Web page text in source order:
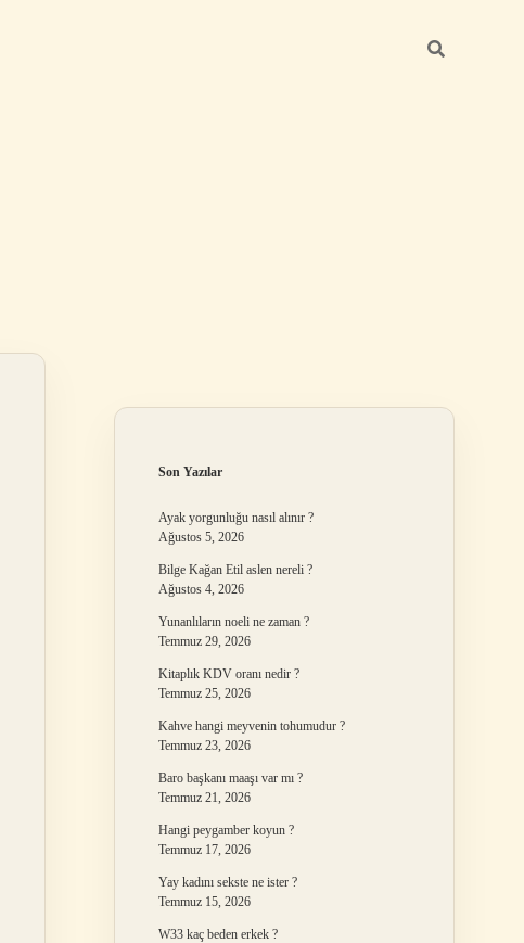
Son Yazılar
Ayak yorgunluğu nasıl alınır ?
Ağustos 5, 2026
Bilge Kağan Etil aslen nereli ?
Ağustos 4, 2026
Yunanlıların noeli ne zaman ?
Temmuz 29, 2026
Kitaplık KDV oranı nedir ?
Temmuz 25, 2026
Kahve hangi meyvenin tohumudur ?
Temmuz 23, 2026
Baro başkanı maaşı var mı ?
Temmuz 21, 2026
Hangi peygamber koyun ?
Temmuz 17, 2026
Yay kadını sekste ne ister ?
Temmuz 15, 2026
W33 kaç beden erkek ?